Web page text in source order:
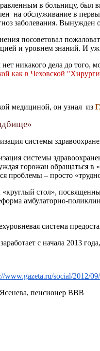
в больницу, был
на обслуживание в
заболевания.
посоветовал
и уровнем знаний. И
никакого дела до того,
как в Чеховской
медициной, он узнал из
системы
системы
горожан обращаться в
проблемы – просто
стол»,
амбулаторно-
система
с начала 2013
www.gazeta.ru/social/2012/
пенсионер ВВВ